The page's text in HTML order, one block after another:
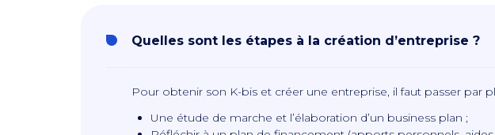
Quelles sont les étapes à la création d’entreprise ?
Pour obtenir son K-bis et créer une entreprise, il faut passer par
Une étude de marche et l’élaboration d’un business plan ;